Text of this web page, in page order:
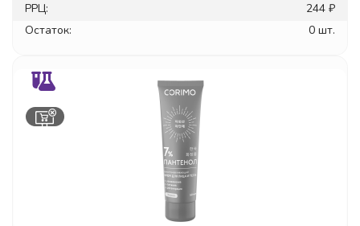
РРЦ:
244 ₽
Остаток:
0 шт.